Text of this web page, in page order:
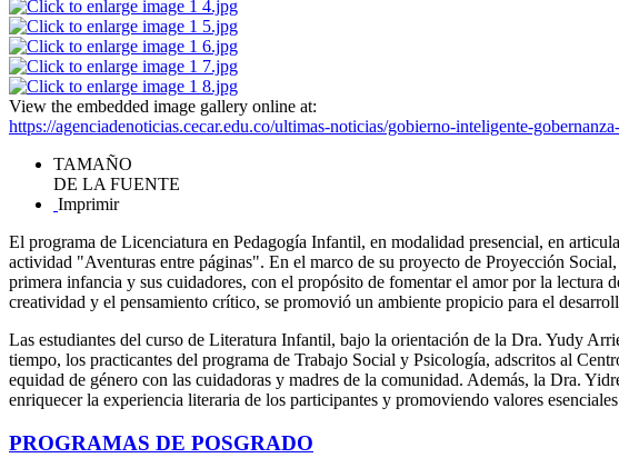
View the embedded image gallery online at:
https://agenciadenoticias.cecar.edu.co/ultimas-noticias/gobierno-inteligente-
TAMAÑO
DE LA FUENTE
Imprimir
El programa de Licenciatura en Pedagogía Infantil, en modalidad presencial, en
actividad "Aventuras entre páginas". En el marco de su proyecto de Proyección
primera infancia y sus cuidadores, con el propósito de fomentar el amor por la lectura
creatividad y el pensamiento crítico, se promovió un ambiente propicio para el
Las estudiantes del curso de Literatura Infantil, bajo la orientación de la Dra. Yudy
tiempo, los practicantes del programa de Trabajo Social y Psicología, adscritos al
equidad de género con las cuidadoras y madres de la comunidad. Además, la Dra.
enriquecer la experiencia literaria de los participantes y promoviendo valores
PROGRAMAS DE POSGRADO